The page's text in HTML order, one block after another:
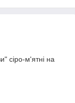
сіро-м'ятні на